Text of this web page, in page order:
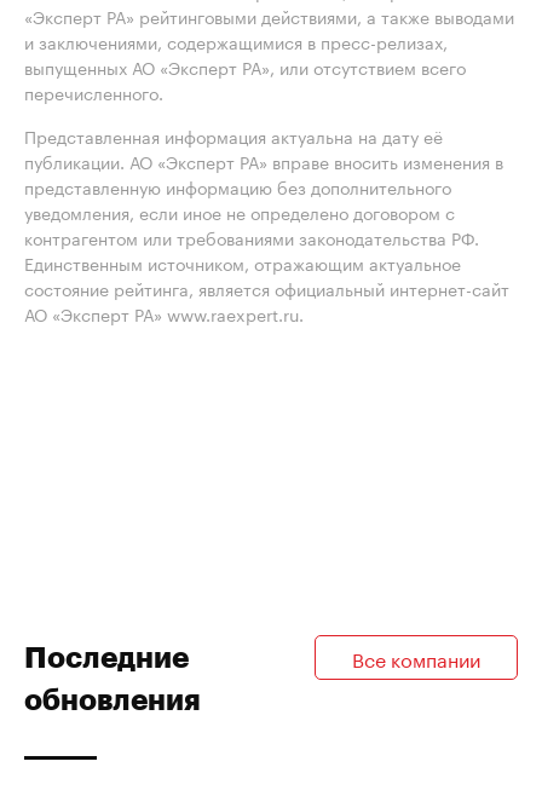
«Эксперт РА» рейтинговыми действиями, а также выводами
и заключениями, содержащимися в пресс-релизах,
выпущенных АО «Эксперт РА», или отсутствием всего
перечисленного.
Представленная информация актуальна на дату её
публикации. АО «Эксперт РА» вправе вносить изменения в
представленную информацию без дополнительного
уведомления, если иное не определено договором с
контрагентом или требованиями законодательства РФ.
Единственным источником, отражающим актуальное
состояние рейтинга, является официальный интернет-сайт
АО «Эксперт РА» www.raexpert.ru.
Последние
обновления
Все компании